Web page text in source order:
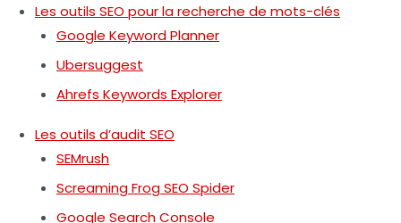
Les outils SEO pour la recherche de mots-clés
Google Keyword Planner
Ubersuggest
Ahrefs Keywords Explorer
Les outils d’audit SEO
SEMrush
Screaming Frog SEO Spider
Google Search Console